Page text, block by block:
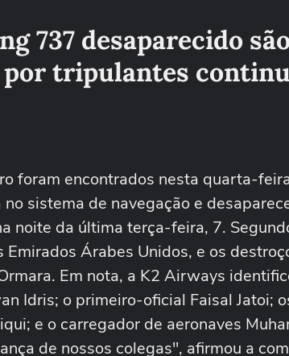
737 desaparecido
por tripulantes
foram encontrados nesta quarta-
sistema de navegação e
noite da última terça-feira, 7.
Árabes Unidos, e os
Em nota, a K2 Airways
Idris; o primeiro-oficial Faisal Jatoi;
e o carregador de aeronaves
de nossos colegas", afirmou a